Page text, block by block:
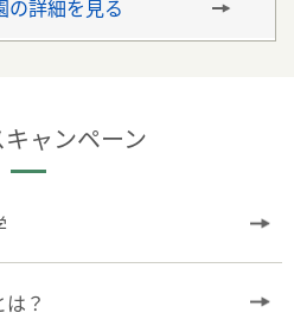
の詳細を見る
ャンペーン
？